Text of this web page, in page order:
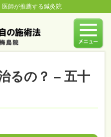
師が推薦する鍼灸院
るの？ – 五十